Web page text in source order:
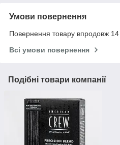
Умови повернення
Повернення товару впродовж 14
Всі умови повернення
Подібні товари компанії